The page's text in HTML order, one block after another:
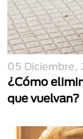
05 Diciembre,
¿Cómo
que vuelvan?